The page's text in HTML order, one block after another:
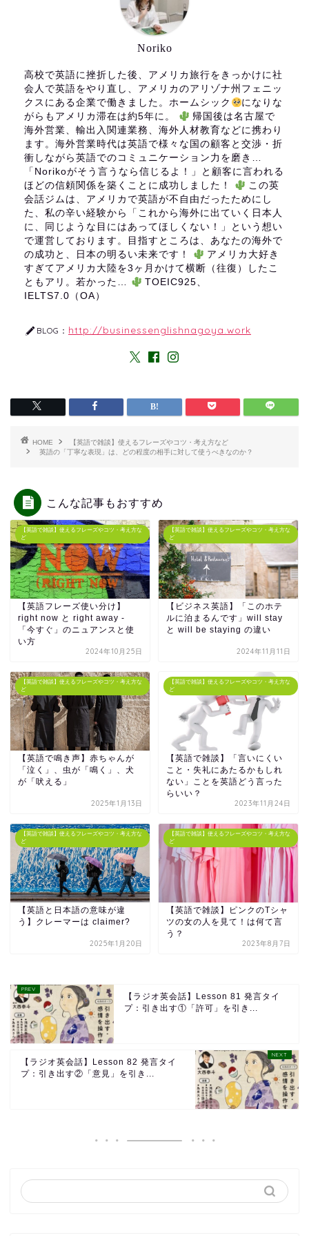
Noriko
高校で英語に挫折した後、アメリカ旅行をきっかけに社
会人で英語をやり直し、アメリカのアリゾナ州フェニッ
クスにある企業で働きました。ホームシック
になりな
がらもアメリカ滞在は約5年に。
帰国後は名古屋で
海外営業、輸出入関連業務、海外人材教育などに携わり
ます。海外営業時代は英語で様々な国の顧客と交渉・折
衝しながら英語でのコミュニケーション力を磨き…
「Norikoがそう言うなら信じるよ！」と顧客に言われる
ほどの信頼関係を築くことに成功しました！
この英
会話ジムは、アメリカで英語が不自由だったためにし
た、私の辛い経験から「これから海外に出ていく日本人
に、同じような目にはあってほしくない！」という想い
で運営しております。目指すところは、あなたの海外で
の成功と、日本の明るい未来です！
アメリカ大好き
すぎてアメリカ大陸を3ヶ月かけて横断（往復）したこ
ともアリ。若かった…
TOEIC925、
IELTS7.0（OA）
BLOG： http://businessenglishnagoya.work
HOME
【英語で雑談】使えるフレーズやコツ・考え方など
英語の「丁寧な表現」は、どの程度の相手に対して使うべきなのか？
こんな記事もおすすめ
【英語で雑談】使えるフレーズやコツ・考え方な
ど
【英語フレーズ使い分け】
right now と right away -
「今すぐ」のニュアンスと使
い方
2024年10月25日
【英語で雑談】使えるフレーズやコツ・考え方な
ど
【ビジネス英語】「このホテ
ルに泊まるんです」will stay
と will be staying の違い
2024年11月11日
【英語で雑談】使えるフレーズやコツ・考え方な
ど
【英語で鳴き声】赤ちゃんが
「泣く」、虫が「鳴く」、犬
が「吠える」
2025年1月13日
【英語で雑談】使えるフレーズやコツ・考え方な
ど
【英語で雑談】「言いにくい
こと・失礼にあたるかもしれ
ない」ことを英語どう言った
らいい？
2023年11月24日
【英語で雑談】使えるフレーズやコツ・考え方な
ど
【英語と日本語の意味が違
う】クレーマーは claimer?
2025年1月20日
【英語で雑談】使えるフレーズやコツ・考え方な
ど
【英語で雑談】ピンクのTシャ
ツの女の人を見て！は何て言
う？
2023年8月7日
【ラジオ英会話】Lesson 81 発言タイ
プ：引き出す①「許可」を引き...
【ラジオ英会話】Lesson 82 発言タイ
プ：引き出す②「意見」を引き...